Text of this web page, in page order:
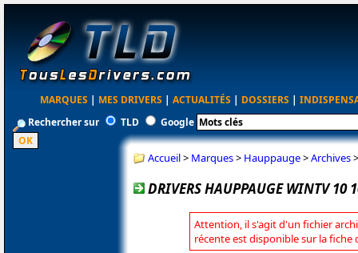
MARQUES | MES DRIVERS | ACTUALITÉS | DOSSIERS |
Rechercher sur
TLD Google
Accueil> Marques> Hauppauge>Archives
DRIVERS HAUPPAUGE WINTV 10
Attention, il s'agit d'un fichier
récente est disponible sur la fiche